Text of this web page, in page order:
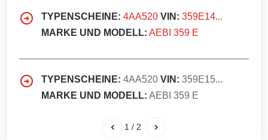
TYPENSCHEINE: 4AA520 VIN: 359E14...
MARKE UND MODELL: AEBI 359 E
TYPENSCHEINE: 4AA520 VIN: 359E15...
MARKE UND MODELL: AEBI 359 E
1 / 2